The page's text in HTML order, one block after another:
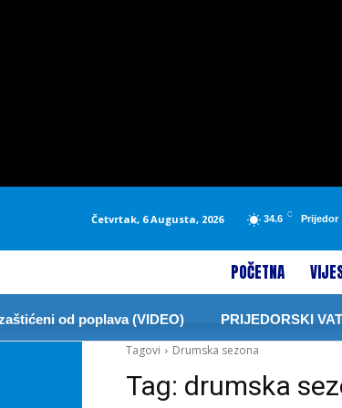
Četvrtak, 6 Augusta, 2026 34.6 C Prijedor
POČETNA
od poplava (VIDEO) PRIJEDORSKI
Tagovi
Drumska sezona
Tag: drumska